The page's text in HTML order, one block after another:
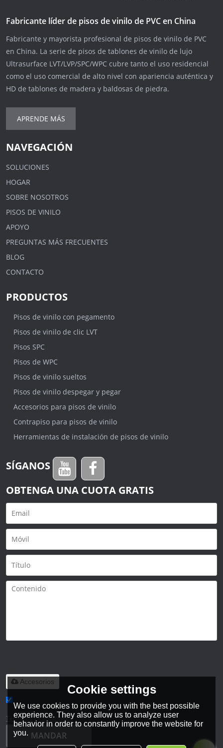
Fabricante líder de pisos de vinilo de PVC en China
Fabricante y mayorista profesional de pisos de vinilo de PVC
en China. La serie de pisos de tablones de vinilo de lujo
Ultrasurface LVT/LVP/SPC/WPC cubre tanto el uso residencial
como el uso comercial de alto nivel con apariencia auténtica y
HD de tablones de madera y baldosas de piedra.
APRENDE MÁS
NAVEGACIÓN
SOLUCIONES
HOGAR
SOBRE NOSOTROS
PISOS DE VINILO
APOYO
PREGUNTAS MÁS FRECUENTES
BLOG
CONTACTO
PRODUCTOS
Pisos de vinilo con pegamento
Pisos de vinilo de clic LVT
Pisos SPC
Pisos de WPC
Pisos de vinilo sueltos
Pisos de vinilo despegar y pegar
Accesorios para pisos de vinilo
Contrapiso para pisos de vinilo
Herramientas de instalación de pisos de vinilo
SÍGANOS
OBTENGA UNA CUOTA GRATIS
Accesorios
He leido y acepto los Términos y Condiciones de este servicio,
Términos y Condiciones
MANDAR
Cookie settings
We use cookies to provide you with the best possible
experience. They also allow us to analyze user
behavior in order to constantly improve the website for
you.